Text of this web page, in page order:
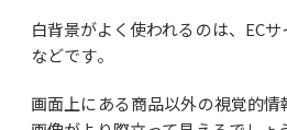
白背景がよく使われるのは、EC
などです。
画面上にある商品以外の視覚的